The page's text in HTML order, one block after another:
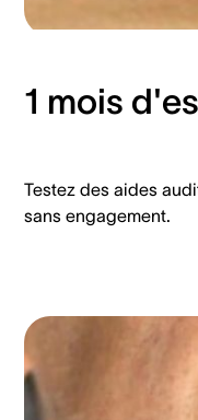
1 mois
Testez des aides
sans engagement.